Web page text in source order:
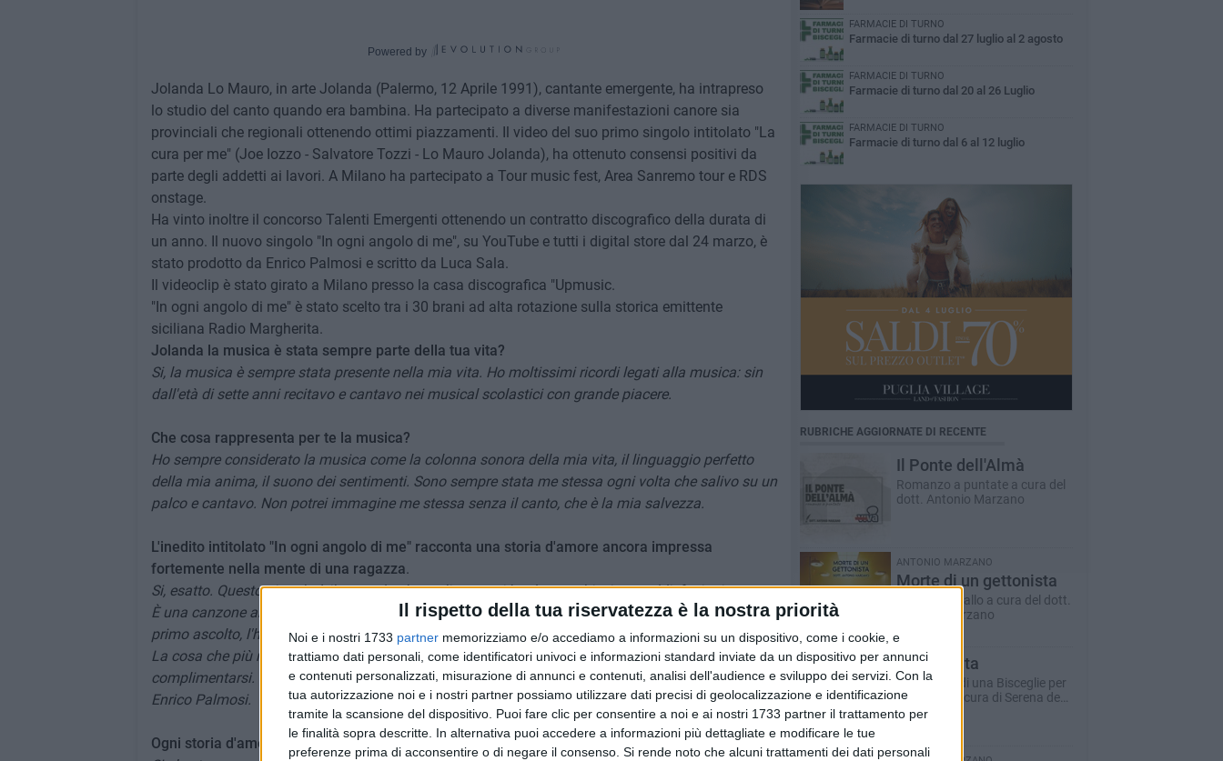
Il rispetto della tua riservatezza è la nostra priorità
Noi e i nostri 1733 partner memorizziamo e/o accediamo a informazioni su un dispositivo, come i cookie, e
trattiamo dati personali, come identificatori univoci e informazioni standard inviate da un dispositivo per annunci
e contenuti personalizzati, misurazione di annunci e contenuti, analisi dell'audience e sviluppo dei servizi. Con la
tua autorizzazione noi e i nostri partner possiamo utilizzare dati precisi di geolocalizzazione e identificazione
tramite la scansione del dispositivo. Puoi fare clic per consentire a noi e ai nostri 1733 partner il trattamento per
le finalità sopra descritte. In alternativa puoi accedere a informazioni più dettagliate e modificare le tue
preferenze prima di acconsentire o di negare il consenso. Si rende noto che alcuni trattamenti dei dati personali
Powered by
Jolanda Lo Mauro, in arte Jolanda (Palermo, 12 Aprile 1991), cantante emergente, ha intrapreso
lo studio del canto quando era bambina. Ha partecipato a diverse manifestazioni canore sia
provinciali che regionali ottenendo ottimi piazzamenti. Il video del suo primo singolo intitolato "La
cura per me" (Joe Iozzo - Salvatore Tozzi - Lo Mauro Jolanda), ha ottenuto consensi positivi da
parte degli addetti ai lavori. A Milano ha partecipato a Tour music fest, Area Sanremo tour e RDS
onstage.
Ha vinto inoltre il concorso Talenti Emergenti ottenendo un contratto discografico della durata di
un anno. Il nuovo singolo "In ogni angolo di me", su YouTube e tutti i digital store dal 24 marzo, è
stato prodotto da Enrico Palmosi e scritto da Luca Sala.
Il videoclip è stato girato a Milano presso la casa discografica "Upmusic.
"In ogni angolo di me" è stato scelto tra i 30 brani ad alta rotazione sulla storica emittente
siciliana Radio Margherita.
Jolanda la musica è stata sempre parte della tua vita?
Si, la musica è sempre stata presente nella mia vita. Ho moltissimi ricordi legati alla musica: sin
dall'età di sette anni recitavo e cantavo nei musical scolastici con grande piacere.
Che cosa rappresenta per te la musica?
Ho sempre considerato la musica come la colonna sonora della mia vita, il linguaggio perfetto
della mia anima, il suono dei sentimenti. Sono sempre stata me stessa ogni volta che salivo su un
palco e cantavo. Non potrei immagine me stessa senza il canto, che è la mia salvezza.
L'inedito intitolato "In ogni angolo di me" racconta una storia d'amore ancora impressa
fortemente nella mente di una ragazza.
Si, esatto. Questo singolo è il secondo che realizzo e mi ha dato moltissime soddisfazioni.
È una canzone abbastanza radiofonica con un tema romantico. Mi ha trasmesso tanto sin dal
primo ascolto, l'ho sentita mia e ogni volta che la riascolto ho una forte emozione dentro me.
La cosa che più mi emoziona è il riscontro positivo che ha avuto dalla gente, che mi scrive per
complimentarsi. Per questo ringrazio immensamente Luca Sala, il grande autore del brano ed
Enrico Palmosi.
Ogni storia d'amore ha lasciato una traccia dentro di te?
FARMACIE DI TURNO
Farmacie di turno dal 27 luglio al 2 agosto
FARMACIE DI TURNO
Farmacie di turno dal 20 al 26 Luglio
FARMACIE DI TURNO
Farmacie di turno dal 6 al 12 luglio
RUBRICHE AGGIORNATE DI RECENTE
Il Ponte dell'Almà
Romanzo a puntate a cura del
dott. Antonio Marzano
ANTONIO MARZANO
Morte di un gettonista
Racconto giallo a cura del dott.
Antonio Marzano
Dare la vita
Il racconto di una Bisceglie per
il Sociale - a cura di Serena de
Musso